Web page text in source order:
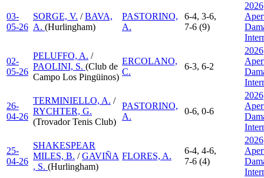
03-
05-26
SORGE, V. /BAVA,
A. (Hurlingham)
PASTORINO,
A.
6-4, 3-6,
7-6 (9)
2026
02-
05-26
PELUFFO, A. /
PAOLINI, S. (Club de
Campo Los Pingüinos)
ERCOLANO,
C.
6-3, 6-2
2026
26-
04-26
TERMINIELLO, A. /
RYCHTER, G.
(Trovador Tenis Club)
PASTORINO,
A.
0-6, 0-6
2026
25-
04-26
SHAKESPEAR
MILES, B. /GAVIÑA
, S. (Hurlingham)
FLORES, A.
6-4, 4-6,
7-6 (4)
2026